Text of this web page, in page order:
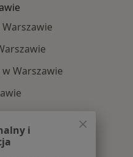
Warszawie
i